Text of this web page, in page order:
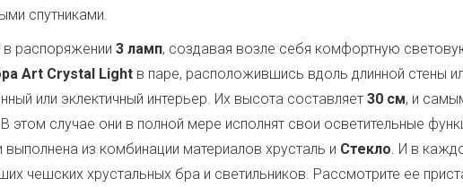
спутниками.
в распоряжении 3 ламп, создавая возле себя комфортную
Art Crystal Light в паре, расположившись вдоль длинной стены
или эклектичный интерьер. Их высота составляет 30 см, и
этом случае они в полной мере исполнят свои осветительные
из комбинации материалов хрусталь и Стекло. И в
чешских хрустальных бра и светильников. Рассмотрите ее